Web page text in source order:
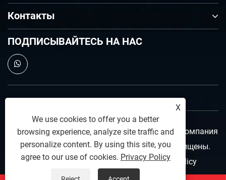
Контакты
ПОДПИСЫВАЙТЕСЬ НА НАС
Авторское право © 2025 ООО «Чжэцзянская компания
запорной арматуры Яньчэн» Все права защищены.
Links | Sitemap | RSS | XML | Privacy Policy
X
We use cookies to offer you a better
browsing experience, analyze site traffic and
personalize content. By using this site, you
agree to our use of cookies. Privacy Policy